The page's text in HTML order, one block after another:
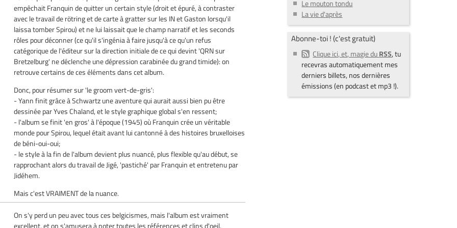
empêchait Franquin de quitter un certain style (droit et épuré, à contraster
avec le travail de rötring et de carte à gratter sur les IN et Gaston lorsqu'il
laissa tomber Spirou) et ne lui laissait que le champ narratif et les seconds
rôles pour déconner (ce qu'il s'ingénia à faire jusqu'à ce qu'un refus
catégorique de l'éditeur sur la direction initiale de ce qui devint 'QRN sur
Bretzelburg' ne déclenche une dépression carabinée du grand timide): on
retrouve certains de ces éléments dans cet album.
Donc, pour résumer sur 'le groom vert-de-gris':
- Yann finit grâce à Schwartz une aventure qui aurait aussi bien pu être
dessinée par Yves Chaland, et le style graphique global s'en ressent;
- l'album se finit 'en gros' à l'époque (1945) où Franquin crée un véritable
monde pour Spirou, lequel était avant lui cantonné à des histoires bruxelloises
de béni-oui-oui;
- le style à la fin de l'album devient plus nuancé, plus flexible qu'au début, se
rapprochant alors du travail de Jigé, 'pastiché' par Franquin et entretenu par
Jidéhem.
Mais c'est VRAIMENT de la nuance.
On s'y perd un peu avec tous ces belgicismes, mais l'album est vraiment
excellent, et on s'amusera à noter toutes les références et clins d'oeil.
Le mouton tondu
La vie d'après
Abonne-toi ! (c'est gratuit)
Clique ici, et, magie duRSS, tu
recevras automatiquement mes
derniers billets, nos dernières
émissions (en podcast et mp3 !).